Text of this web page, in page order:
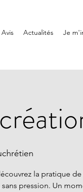
Avis Actualités Je
la pratique
pression. Un